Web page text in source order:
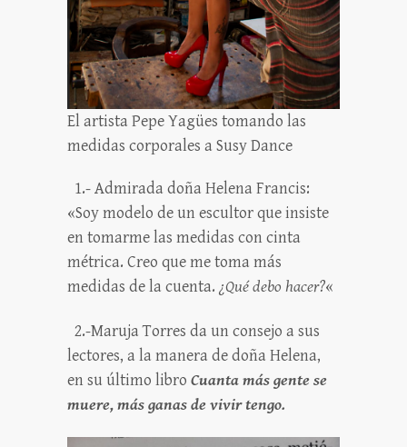
El artista Pepe Yagües tomando las
medidas corporales a Susy Dance
1.- Admirada doña Helena Francis:
«Soy modelo de un escultor que insiste
en tomarme las medidas con cinta
métrica. Creo que me toma más
medidas de la cuenta. ¿Qué debo hacer?«
2.-Maruja Torres da un consejo a sus
lectores, a la manera de doña Helena,
en su último libro Cuanta más gente se
muere, más ganas de vivir tengo.